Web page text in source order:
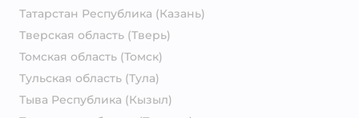
Татарстан Республика (Казань)
Тверская область (Тверь)
Томская область (Томск)
Тульская область (Тула)
Тыва Республика (Кызыл)